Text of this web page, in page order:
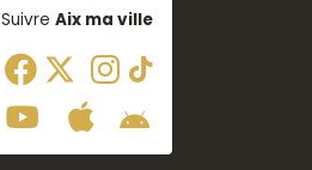
Suivre Aix ma ville